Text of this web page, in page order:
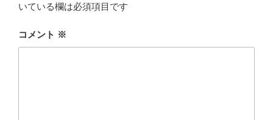
いている欄は必須項目です
コメント ※